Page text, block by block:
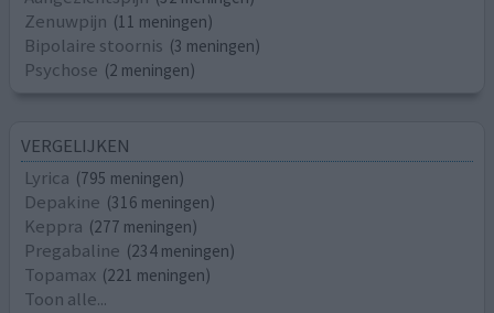
Zenuwpijn (11 meningen)
Bipolaire stoornis (3 meningen)
Psychose (2 meningen)
VERGELIJKEN
Lyrica (795 meningen)
Depakine (316 meningen)
Keppra (277 meningen)
Pregabaline (234 meningen)
Topamax (221 meningen)
Toon alle...